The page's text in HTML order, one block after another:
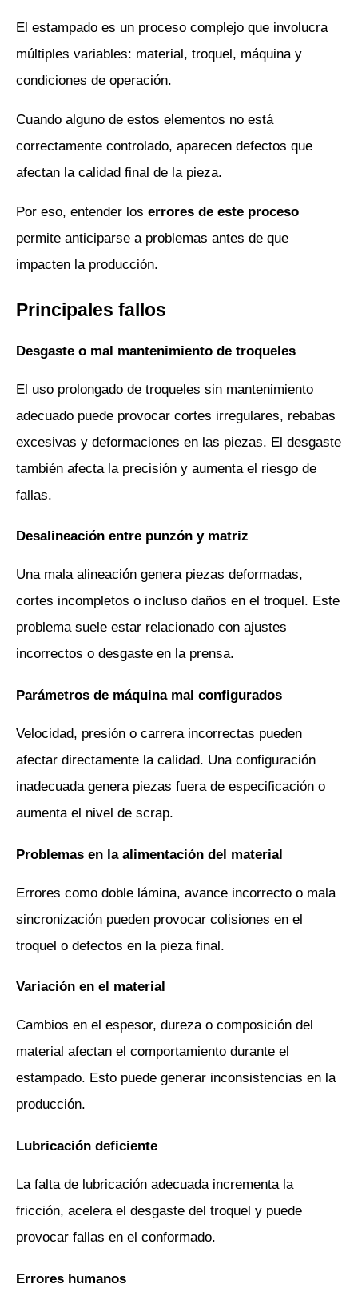
El estampado es un proceso complejo que involucra
múltiples variables: material, troquel, máquina y
condiciones de operación.
Cuando alguno de estos elementos no está
correctamente controlado, aparecen defectos que
afectan la calidad final de la pieza.
Por eso, entender los
permite anticiparse a problemas antes de que
impacten la producción.
Principales fallos
Desgaste o mal mantenimiento de troqueles
El uso prolongado de troqueles sin mantenimiento
adecuado puede provocar cortes irregulares, rebabas
excesivas y deformaciones en las piezas. El desgaste
también afecta la precisión y aumenta el riesgo de
fallas.
Desalineación entre punzón y matriz
Una mala alineación genera piezas deformadas,
cortes incompletos o incluso daños en el troquel. Este
problema suele estar relacionado con ajustes
incorrectos o desgaste en la prensa.
Parámetros de máquina mal configurados
Velocidad, presión o carrera incorrectas pueden
afectar directamente la calidad. Una configuración
inadecuada genera piezas fuera de especificación o
aumenta el nivel de scrap.
Problemas en la alimentación del material
Errores como doble lámina, avance incorrecto o mala
sincronización pueden provocar colisiones en el
troquel o defectos en la pieza final.
Variación en el material
Cambios en el espesor, dureza o composición del
material afectan el comportamiento durante el
estampado. Esto puede generar inconsistencias en la
producción.
Lubricación deficiente
La falta de lubricación adecuada incrementa la
fricción, acelera el desgaste del troquel y puede
provocar fallas en el conformado.
Errores humanos